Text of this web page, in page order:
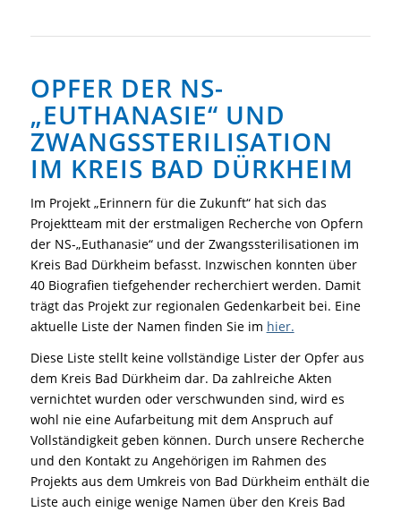
OPFER DER NS-
„EUTHANASIE“ UND
ZWANGSSTERILISATION
IM KREIS BAD DÜRKHEIM
Im Projekt „Erinnern für die Zukunft“ hat sich das
Projektteam mit der erstmaligen Recherche von Opfern
der NS-„Euthanasie“ und der Zwangssterilisationen im
Kreis Bad Dürkheim befasst. Inzwischen konnten über
40 Biografien tiefgehender recherchiert werden. Damit
trägt das Projekt zur regionalen Gedenkarbeit bei. Eine
aktuelle Liste der Namen finden Sie im hier.
Diese Liste stellt keine vollständige Lister der Opfer aus
dem Kreis Bad Dürkheim dar. Da zahlreiche Akten
vernichtet wurden oder verschwunden sind, wird es
wohl nie eine Aufarbeitung mit dem Anspruch auf
Vollständigkeit geben können. Durch unsere Recherche
und den Kontakt zu Angehörigen im Rahmen des
Projekts aus dem Umkreis von Bad Dürkheim enthält die
Liste auch einige wenige Namen über den Kreis Bad